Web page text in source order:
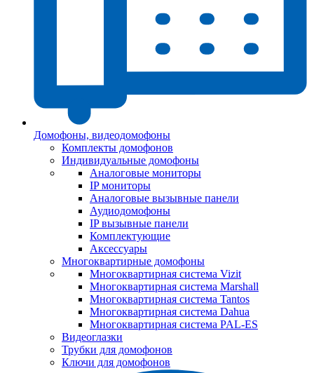
Домофоны, видеодомофоны
Комплекты домофонов
Индивидуальные домофоны
Аналоговые мониторы
IP мониторы
Аналоговые вызывные панели
Аудиодомофоны
IP вызывные панели
Комплектующие
Аксессуары
Многоквартирные домофоны
Многоквартирная система Vizit
Многоквартирная система Marshall
Многоквартирная система Tantos
Многоквартирная система Dahua
Многоквартирная система PAL-ES
Видеоглазки
Трубки для домофонов
Ключи для домофонов